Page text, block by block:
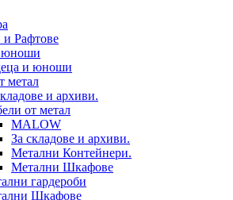
Рафтове
юноши
и юноши
метал
и архиви.
от метал
MALOW
За складове и архиви.
Метални Контейнери.
Метални Шкафове
гардероби
Шкафове